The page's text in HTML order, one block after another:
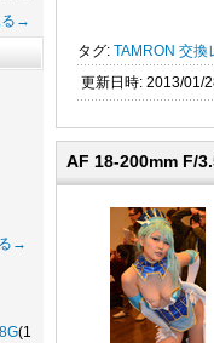
る→
→
(1
タグ: TAMRON 交換
更新日時: 2013/01/
AF 18-200mm F/